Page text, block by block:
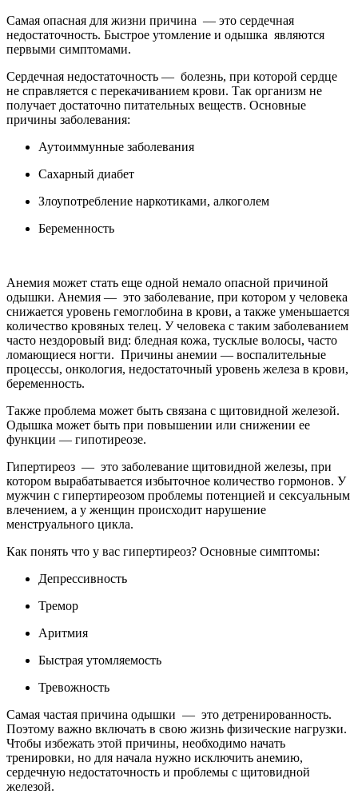
Самая опасная для жизни причина — это сердечная
недостаточность. Быстрое утомление и одышка являются
первыми симптомами.
Сердечная недостаточность — болезнь, при которой сердце
не справляется с перекачиванием крови. Так организм не
получает достаточно питательных веществ. Основные
причины заболевания:
Аутоиммунные заболевания
Сахарный диабет
Злоупотребление наркотиками, алкоголем
Беременность
Анемия может стать еще одной немало опасной причиной
одышки. Анемия — это заболевание, при котором у человека
снижается уровень гемоглобина в крови, а также уменьшается
количество кровяных телец. У человека с таким заболеванием
часто нездоровый вид: бледная кожа, тусклые волосы, часто
ломающиеся ногти. Причины анемии — воспалительные
процессы, онкология, недостаточный уровень железа в крови,
беременность.
Также проблема может быть связана с щитовидной железой.
Одышка может быть при повышении или снижении ее
функции — гипотиреозе.
Гипертиреоз — это заболевание щитовидной железы, при
котором вырабатывается избыточное количество гормонов. У
мужчин с гипертиреозом проблемы потенцией и сексуальным
влечением, а у женщин происходит нарушение
менструального цикла.
Как понять что у вас гипертиреоз? Основные симптомы:
Депрессивность
Тремор
Аритмия
Быстрая утомляемость
Тревожность
Самая частая причина одышки — это детренированность.
Поэтому важно включать в свою жизнь физические нагрузки.
Чтобы избежать этой причины, необходимо начать
тренировки, но для начала нужно исключить анемию,
сердечную недостаточность и проблемы с щитовидной
железой.